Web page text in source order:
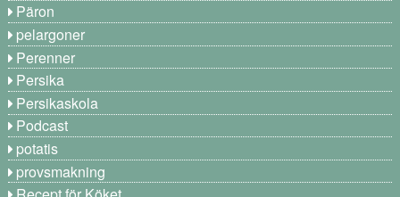
Päron
pelargoner
Perenner
Persika
Persikaskola
Podcast
potatis
provsmakning